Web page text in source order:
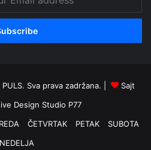
Sva prava zadržana. |
Sajt
Design Studio P77
ČETVRTAK PETAK
SUBOTA
NEDELJA